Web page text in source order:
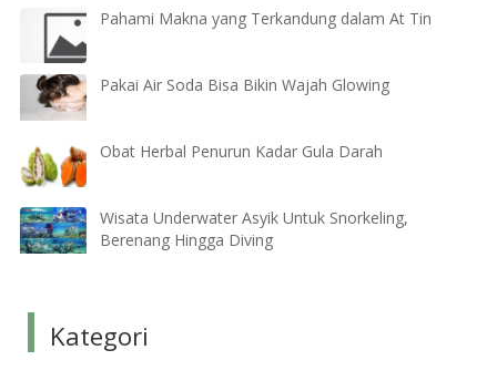
Pahami Makna yang Terkandung dalam At Tin
Pakai Air Soda Bisa Bikin Wajah Glowing
Obat Herbal Penurun Kadar Gula Darah
Wisata Underwater Asyik Untuk Snorkeling,
Berenang Hingga Diving
Kategori